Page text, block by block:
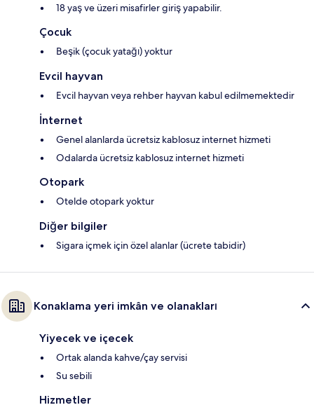
18 yaş ve üzeri misafirler giriş yapabilir.
Çocuk
Beşik (çocuk yatağı) yoktur
Evcil hayvan
Evcil hayvan veya rehber hayvan kabul edilmemektedir
İnternet
Genel alanlarda ücretsiz kablosuz internet hizmeti
Odalarda ücretsiz kablosuz internet hizmeti
Otopark
Otelde otopark yoktur
Diğer bilgiler
Sigara içmek için özel alanlar (ücrete tabidir)
Konaklama yeri imkân ve olanakları
Yiyecek ve içecek
Ortak alanda kahve/çay servisi
Su sebili
Hizmetler